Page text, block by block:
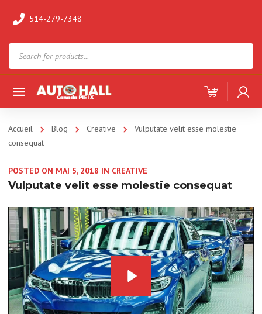
514-279-7348
search
Accueil Blog Creative
Vulputate velit esse molestie
consequat
POSTED ON MAI 5, 2018 IN CREATIVE
Vulputate velit esse molestie consequat
l